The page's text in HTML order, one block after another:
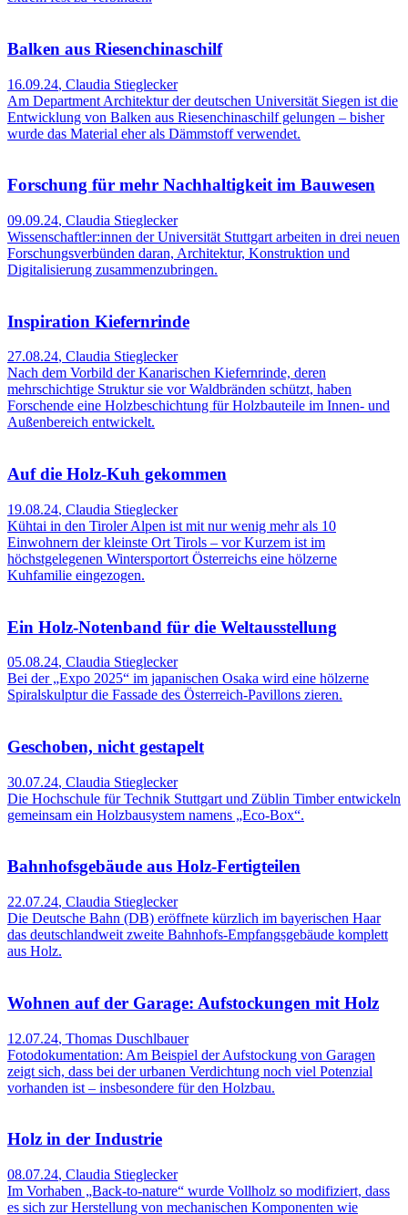
Balken aus Riesenchinaschilf
16.09.24, Claudia Stieglecker
Am Department Architektur der deutschen Universität Siegen ist die
Entwicklung von Balken aus Riesenchinaschilf gelungen – bisher
wurde das Material eher als Dämmstoff verwendet.
Forschung für mehr Nachhaltigkeit im Bauwesen
09.09.24, Claudia Stieglecker
Wissenschaftler:innen der Universität Stuttgart arbeiten in drei neuen
Forschungsverbünden daran, Architektur, Konstruktion und
Digitalisierung zusammenzubringen.
Inspiration Kiefernrinde
27.08.24, Claudia Stieglecker
Nach dem Vorbild der Kanarischen Kiefernrinde, deren
mehrschichtige Struktur sie vor Waldbränden schützt, haben
Forschende eine Holzbeschichtung für Holzbauteile im Innen- und
Außenbereich entwickelt.
Auf die Holz-Kuh gekommen
19.08.24, Claudia Stieglecker
Kühtai in den Tiroler Alpen ist mit nur wenig mehr als 10
Einwohnern der kleinste Ort Tirols – vor Kurzem ist im
höchstgelegenen Wintersportort Österreichs eine hölzerne
Kuhfamilie eingezogen.
Ein Holz-Notenband für die Weltausstellung
05.08.24, Claudia Stieglecker
Bei der „Expo 2025“ im japanischen Osaka wird eine hölzerne
Spiralskulptur die Fassade des Österreich-Pavillons zieren.
Geschoben, nicht gestapelt
30.07.24, Claudia Stieglecker
Die Hochschule für Technik Stuttgart und Züblin Timber entwickeln
gemeinsam ein Holzbausystem namens „Eco-Box“.
Bahnhofsgebäude aus Holz-Fertigteilen
22.07.24, Claudia Stieglecker
Die Deutsche Bahn (DB) eröffnete kürzlich im bayerischen Haar
das deutschlandweit zweite Bahnhofs-Empfangsgebäude komplett
aus Holz.
Wohnen auf der Garage: Aufstockungen mit Holz
12.07.24, Thomas Duschlbauer
Fotodokumentation: Am Beispiel der Aufstockung von Garagen
zeigt sich, dass bei der urbanen Verdichtung noch viel Potenzial
vorhanden ist – insbesondere für den Holzbau.
Holz in der Industrie
08.07.24, Claudia Stieglecker
Im Vorhaben „Back-to-nature“ wurde Vollholz so modifiziert, dass
es sich zur Herstellung von mechanischen Komponenten wie